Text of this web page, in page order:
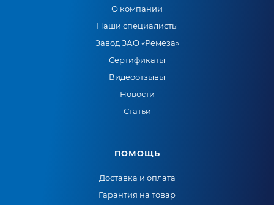
О компании
Наши специалисты
Завод ЗАО «Ремеза»
Сертификаты
Видеоотзывы
Новости
Статьи
ПОМОЩЬ
Доставка и оплата
Гарантия на товар